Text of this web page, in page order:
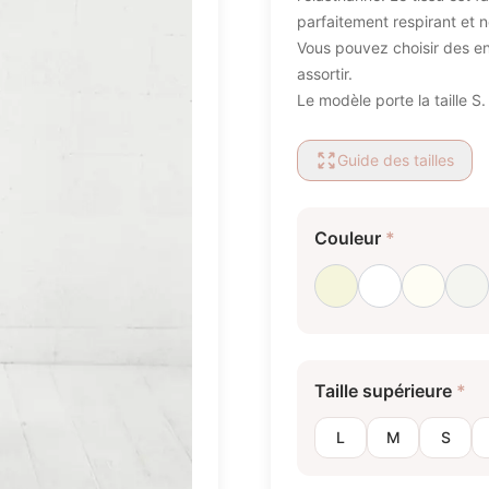
parfaitement respirant et
Vous pouvez choisir des
assortir.
Le modèle porte la taille S.
Guide des tailles
Couleur *
Beige Blanc Blanc
Taille supérieure *
L M S